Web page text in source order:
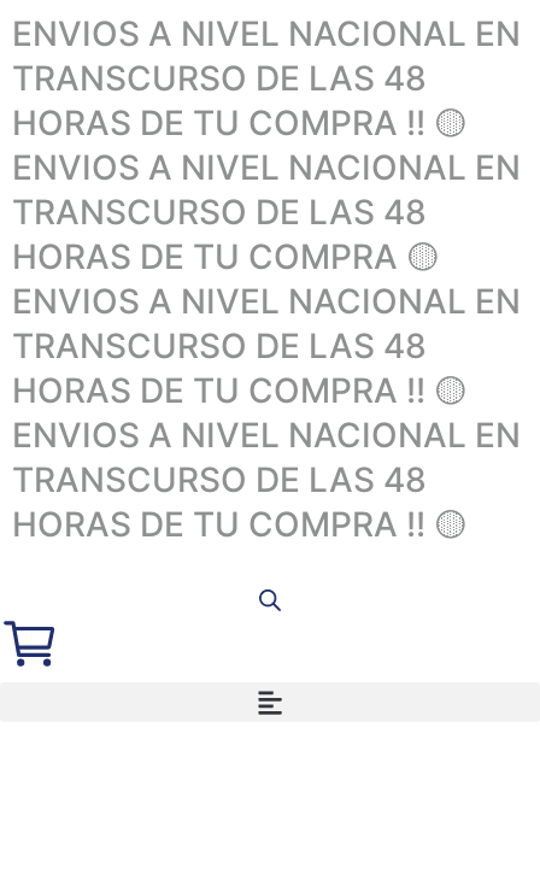
ENVIOS A NIVEL NACIONAL EN
TRANSCURSO DE LAS 48
HORAS DE TU COMPRA !! 🟡
ENVIOS A NIVEL NACIONAL EN
TRANSCURSO DE LAS 48
HORAS DE TU COMPRA 🟡
ENVIOS A NIVEL NACIONAL EN
TRANSCURSO DE LAS 48
HORAS DE TU COMPRA !! 🟡
ENVIOS A NIVEL NACIONAL EN
TRANSCURSO DE LAS 48
HORAS DE TU COMPRA !! 🟡